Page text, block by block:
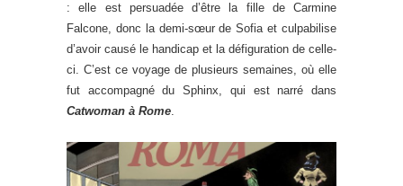
: elle est persuadée d’être la fille de Carmine
Falcone, donc la demi-sœur de Sofia et culpabilise
d’avoir causé le handicap et la défiguration de celle-
ci. C’est ce voyage de plusieurs semaines, où elle
fut accompagné du Sphinx, qui est narré dans
Catwoman à Rome.